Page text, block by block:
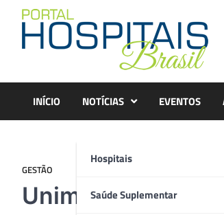
content
INÍCIO NOTÍCIAS
Hospitais
Saúde Suplementar
EVENTOS
GESTÃO
Unimed